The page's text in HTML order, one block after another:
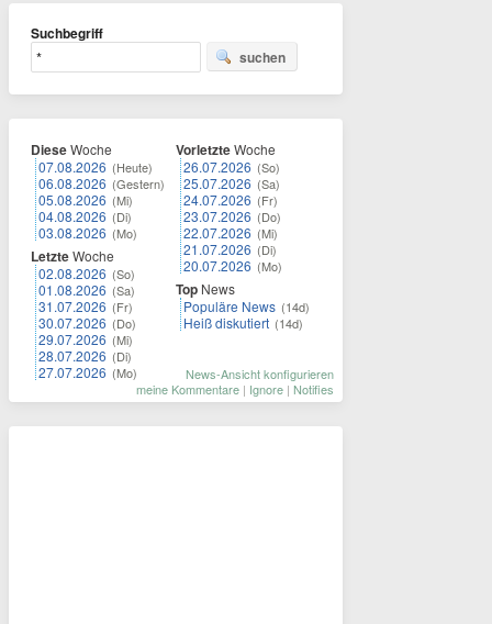
Suchbegriff
suchen
DieseWoche
07.08.2026 (Heute)
06.08.2026 (Gestern)
05.08.2026 (Mi)
04.08.2026 (Di)
03.08.2026 (Mo)
LetzteWoche
02.08.2026 (So)
01.08.2026 (Sa)
31.07.2026 (Fr)
30.07.2026 (Do)
29.07.2026 (Mi)
28.07.2026 (Di)
27.07.2026 (Mo)
VorletzteWoche
26.07.2026 (So)
25.07.2026 (Sa)
24.07.2026 (Fr)
23.07.2026 (Do)
22.07.2026 (Mi)
21.07.2026 (Di)
20.07.2026 (Mo)
Top News
Populäre News (14d)
Heiß diskutiert (14d)
News-Ansicht konfigurieren
meine Kommentare | Ignore | Notifies